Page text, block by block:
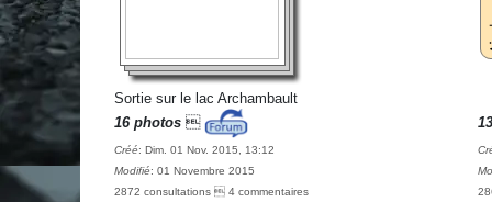
Sortie sur le lac Archambault
16 photos
Créé: Dim. 01 Nov. 2015, 13:12
Modifié: 01 Novembre 2015
2872 consultations  4 commentaires